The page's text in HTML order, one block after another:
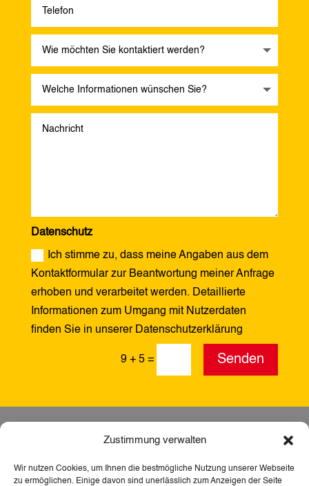
Zustimmung verwalten
Wir nutzen Cookies, um Ihnen die bestmögliche Nutzung unserer Webseite
zu ermöglichen. Einige davon sind unerlässlich zum Anzeigen der Seite
Datenschutz
Ich stimme zu, dass meine Angaben aus dem
Kontaktformular zur Beantwortung meiner Anfrage
erhoben und verarbeitet werden. Detaillierte
Informationen zum Umgang mit Nutzerdaten
finden Sie in unserer Datenschutzerklärung
9 + 5 = Senden